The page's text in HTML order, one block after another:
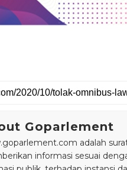
Goparlement
adalah
informasi sesuai